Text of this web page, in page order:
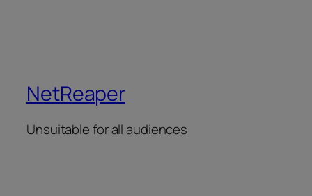
NetReaper
Unsuitable for all audiences